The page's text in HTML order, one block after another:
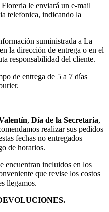
le enviará un e-mail
telefonica, indicando la
suministrada a La
la dirección de entrega o en el
responsabilidad del cliente.
de entrega de 5 a 7 días
, Día de la Secretaria,
realizar sus pedidos
fechas no entregados
de horarios.
encuentran incluidos en los
que revise los costos
llegamos.